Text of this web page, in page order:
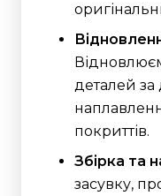
деталей
покриттів.
Збірка та
засувку,